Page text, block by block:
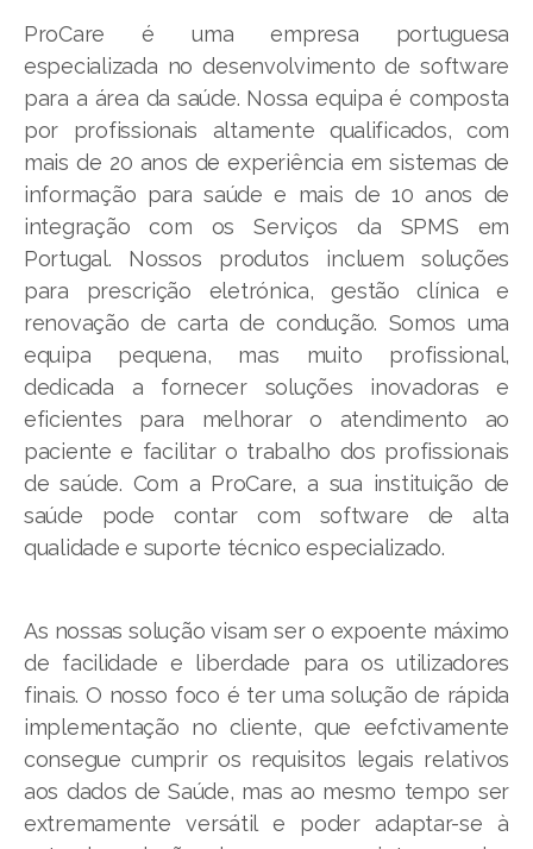
ProCare é uma empresa portuguesa
especializada no desenvolvimento de software
para a área da saúde. Nossa equipa é composta
por profissionais altamente qualificados, com
mais de 20 anos de experiência em sistemas de
informação para saúde e mais de 10 anos de
integração com os Serviços da SPMS em
Portugal. Nossos produtos incluem soluções
para prescrição eletrónica, gestão clínica e
renovação de carta de condução. Somos uma
equipa pequena, mas muito profissional,
dedicada a fornecer soluções inovadoras e
eficientes para melhorar o atendimento ao
paciente e facilitar o trabalho dos profissionais
de saúde. Com a ProCare, a sua instituição de
saúde pode contar com software de alta
qualidade e suporte técnico especializado.
As nossas solução visam ser o expoente máximo
de facilidade e liberdade para os utilizadores
finais. O nosso foco é ter uma solução de rápida
implementação no cliente, que eefctivamente
consegue cumprir os requisitos legais relativos
aos dados de Saúde, mas ao mesmo tempo ser
extremamente versátil e poder adaptar-se à